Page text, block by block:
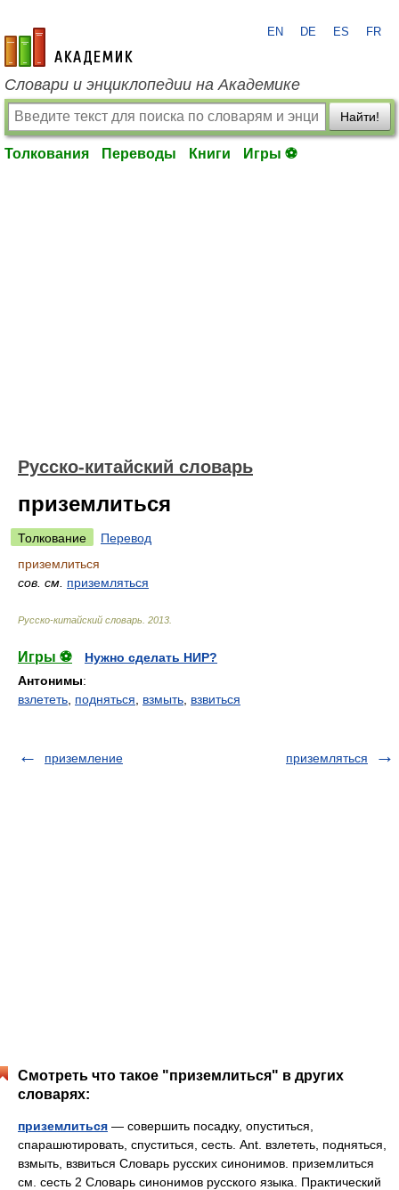
academic.ru
EN DE ES FR
Словари и энциклопедии на Академике
Найти!
Толкования Переводы Книги Игры ⚽
Русско-китайский словарь
приземлиться
Толкование
Перевод
приземлиться
сов. см. приземляться
Русско-китайский словарь 2013
Игры ⚽
Нужно сделать НИР?
Антонимы:
взлететь подняться взмыть взвиться
приземление приземляться
Смотреть что такое "приземлиться" в других
словарях:
приземлиться — совершить посадку, опуститься,
спарашютировать, спуститься, сесть. Ant. взлететь, подняться,
взмыть, взвиться Словарь русских синонимов. приземлиться
см. сесть 2 Словарь синонимов русского языка. Практический